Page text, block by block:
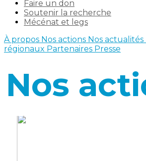
Faire un don
Soutenir la recherche
Mécénat et legs
À propos Nos actions Nos actualités
régionaux Partenaires Presse
Nos